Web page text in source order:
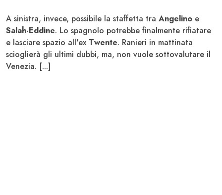
A sinistra, invece, possibile la staffetta tra Angelino e
Salah-Eddine. Lo spagnolo potrebbe finalmente rifiatare
e lasciare spazio all'ex Twente. Ranieri in mattinata
scioglierà gli ultimi dubbi, ma, non vuole sottovalutare il
Venezia. [...]